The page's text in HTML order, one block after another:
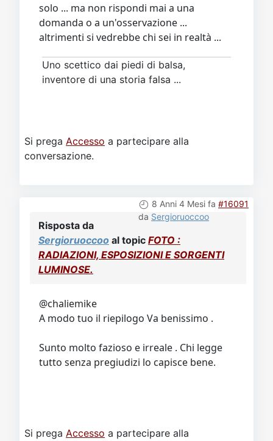
solo ... ma non rispondi mai a una
domanda o a un'osservazione ...
altrimenti si vedrebbe chi sei in realtà ...
Uno scettico dai piedi di balsa,
inventore di una storia falsa ...
Si prega Accesso a partecipare alla
conversazione.
8 Anni 4 Mesi fa #16091
da Sergioruoccoo
Risposta da
Sergioruoccoo al topic FOTO :
RADIAZIONI, ESPOSIZIONI E SORGENTI
LUMINOSE.
@chaliemike
A modo tuo il riepilogo Va benissimo .
Sunto molto fazioso e irreale . Chi legge
tutto senza pregiudizi lo capisce bene.
Si prega Accesso a partecipare alla